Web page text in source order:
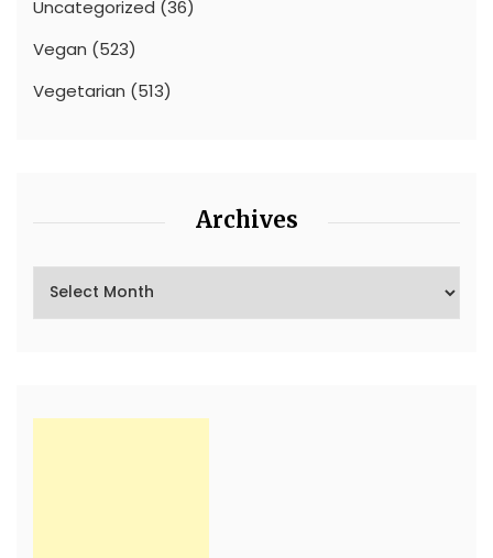
Uncategorized (36)
Vegan (523)
Vegetarian (513)
Archives